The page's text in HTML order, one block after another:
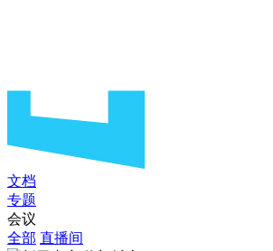
文档
专题
会议
全部 直播间